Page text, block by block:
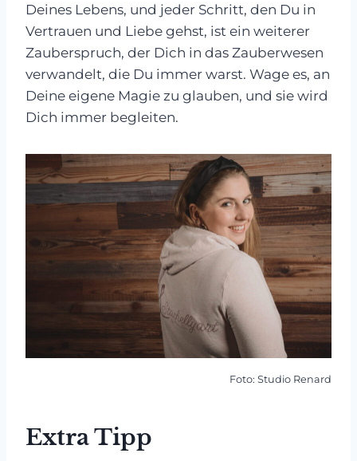
Deines Lebens, und jeder Schritt, den Du in
Vertrauen und Liebe gehst, ist ein weiterer
Zauberspruch, der Dich in das Zauberwesen
verwandelt, die Du immer warst. Wage es, an
Deine eigene Magie zu glauben, und sie wird
Dich immer begleiten.
Foto: Studio Renard
Extra Tipp